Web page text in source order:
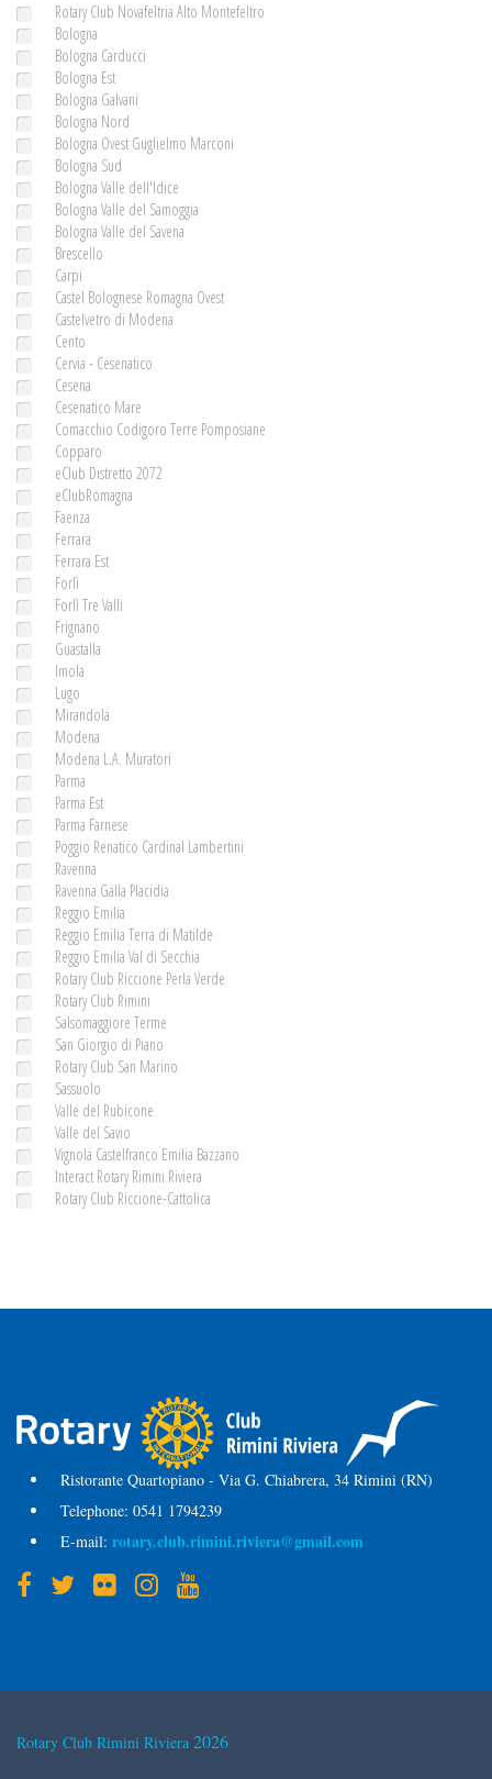
Rotary Club Novafeltria Alto Montefeltro
Bologna
Bologna Carducci
Bologna Est
Bologna Galvani
Bologna Nord
Bologna Ovest Guglielmo Marconi
Bologna Sud
Bologna Valle dell'Idice
Bologna Valle del Samoggia
Bologna Valle del Savena
Brescello
Carpi
Castel Bolognese Romagna Ovest
Castelvetro di Modena
Cento
Cervia - Cesenatico
Cesena
Cesenatico Mare
Comacchio Codigoro Terre Pomposiane
Copparo
eClub Distretto 2072
eClubRomagna
Faenza
Ferrara
Ferrara Est
Forlì
Forlì Tre Valli
Frignano
Guastalla
Imola
Lugo
Mirandola
Modena
Modena L.A. Muratori
Parma
Parma Est
Parma Farnese
Poggio Renatico Cardinal Lambertini
Ravenna
Ravenna Galla Placidia
Reggio Emilia
Reggio Emilia Terra di Matilde
Reggio Emilia Val di Secchia
Rotary Club Riccione Perla Verde
Rotary Club Rimini
Salsomaggiore Terme
San Giorgio di Piano
Rotary Club San Marino
Sassuolo
Valle del Rubicone
Valle del Savio
Vignola Castelfranco Emilia Bazzano
Interact Rotary Rimini Riviera
Rotary Club Riccione-Cattolica
Ristorante Quartopiano - Via G. Chiabrera, 34 Rimini (RN)
Telephone: 0541 1794239
E-mail: rotary.club.rimini.riviera@gmail.com
Rotary Club Rimini Riviera 2026